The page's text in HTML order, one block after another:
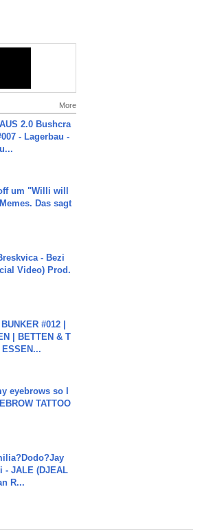
More
2.0 Bushcra
- Lagerbau -
um "Willi will
Das sagt
- Bezi
Video) Prod.
#012 |
| BETTEN & T
eyebrows so I
TATTOO
- JALE (DJEAL
R...